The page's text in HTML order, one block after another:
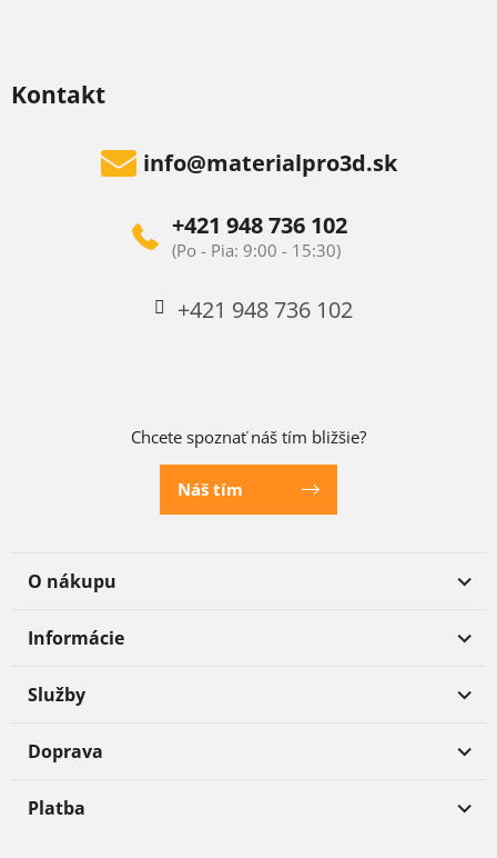
Kontakt
info@materialpro3d.sk
+421 948 736 102
+421 948 736 102
Chcete spoznať náš tím bližšie?
Náš tím
O nákupu
Informácie
Služby
Doprava
Platba